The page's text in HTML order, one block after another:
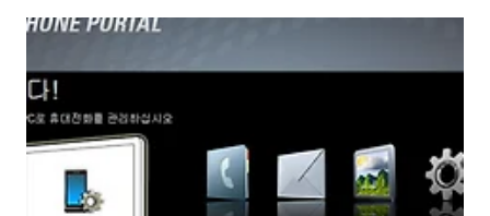
듣다가 전화나 문자가 오면 무선으로 된 헤드셋으로 벨소리가 울리고, 전화기
면서 전화를 하다보면, 사람들이 저 미친놈이 자전거 타면서 혼자서 중얼거리
네하는 시선으로 바라보기도 하더군요...-_-++요즘은 갤럭시탭이나 아이패드,
넥서스 7등 테블릿도 많이나오는..